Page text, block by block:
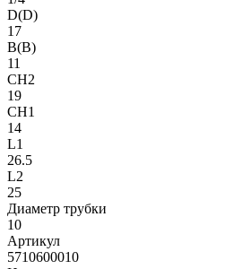
D(D)
17
B(B)
11
CH2
19
CH1
14
L1
26.5
L2
25
Диаметр трубки
10
Артикул
5710600010